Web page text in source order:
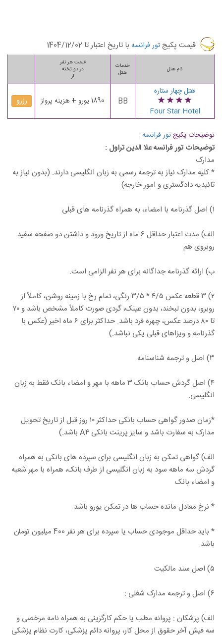
قیمت پکیجتور فرانسه با تاریخ اعتبار تا 1404/12/02
نام هتل
خدمات
هتل
قیمت هر نفر
در دو تخته
از
هتل چهار ستاره
Four Star Hotel
BB 1890 یورو + هزینه پرواز رزرو
توضیحات پکیجتور فرانسه :
توضیحات تور فرانسه علا الدین تراول :
مدارک
* کلیه مدارک نیاز به ترجمه رسمی به زبان انگلیسی دارند. (بدون نیاز به
تائیدیه دادگستری و امور خارجه)
۱) اصل گذرنامه با امضاء، به همراه گذرنامه های قبلی
الف) مدت اعتبار حداقل ۶ ماه از تاریخ ورود و داشتن دو صفحه سفید
روبروی هم
ب) ارائه گذرنامه جداگانه برای هر نفر الزامی است.
۲) ۳ قطعه عکس ۴/۵ * ۳/۵ رنگی، تمام رخ با زمینه روشن، کاملاً از
روبرو، بدون لبخند، بدون عینک، گردی صورت کاملاً مشخص باشد و ۷۰
تا ۸۰ درصد عکس، چهره فرد باشد. حداکثر برای ۶ ماه اخیر (عکس با
گذرنامه و ویزاهای قبلی یکی نباشد.)
۳) اصل و ترجمه شناسنامه
۴) اصل گردش حساب بانک ۳ ماهه با مهر و امضاء بانک فقط به زبان
انگلیسی.
*زمان صدور گواهی حساب بانکی حداکثر ۱۰ روز قبل از تاریخ تحویل
مدارک به سفارت باشد و سایز پرینت بانکی A۴ باشد.)
الف) گواهی تمکن به زبان انگلیسی برای سپرده های بانکی به همراه
گردش سه ماهه سود به زبان انگلیسی از طرف بانک، همراه با مهر شعبه
و امضاء بانک
* نرخ معادل مانده حساب ها در تمکن یورو باشد.
* باید حداقل موجودی حساب یا سپرده برای هر نفر 400 میلیون تومان
باشد.
۵) اصل سند مالکیت
۶) اصل و ترجمه مدارک شغلی :
الف) پزشکان : پروانه مطب یا حکم کارگزینی به همراه نامه مرخصی و
سه فیش آخر حقوق از محل کار، پروانه دائم پزشکی، کارت نظام پزشکی